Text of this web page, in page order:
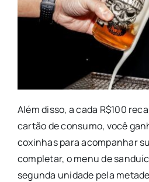
Além disso, a cada R$100
cartão de consumo, você
coxinhas para acompanhar
completar, o menu de
segunda unidade pela